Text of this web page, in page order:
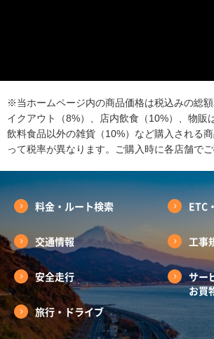
※当ホームページ内の商品価格は税込みの総
イクアウト（8%）、店内飲食（10%）、物販
飲料食品以外の雑貨（10%）など購入される
って税率が異なります。ご購入時に各店舗でご
料金・ルート検索 ETC
交通情報 工事
安全走行
サー
お買
旅行・ドライブ